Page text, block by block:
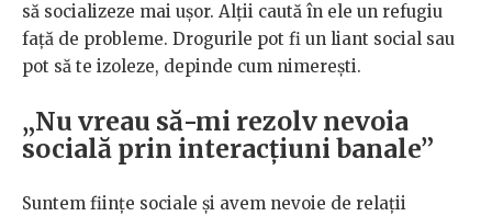
să socializeze mai ușor. Alții caută în ele un refugiu
față de probleme. Drogurile pot fi un liant social sau
pot să te izoleze, depinde cum nimerești.
„Nu vreau să-mi rezolv nevoia
socială prin interacțiuni banale”
Suntem ființe sociale și avem nevoie de relații